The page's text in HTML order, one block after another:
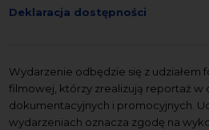
Deklaracja dostępności
Wydarzenie odbędzie się z udziałem
filmowej, którzy zrealizują reportaż w
dokumentacyjnych i promocyjnych.
wydarzeniach oznacza zgodę na